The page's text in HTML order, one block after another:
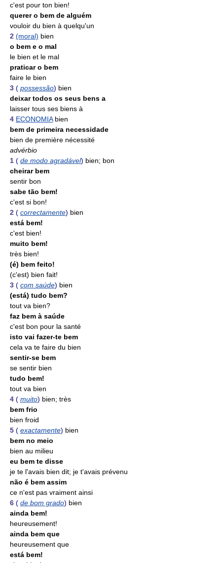
c'est pour ton bien!
querer o bem de alguém
vouloir du bien à quelqu'un
2 (moral) bien
o bem e o mal
le bien et le mal
praticar o bem
faire le bien
3 ( possessão) bien
deixar todos os seus bens a
laisser tous ses biens à
4 ECONOMIAbien
bem de primeira necessidade
bien de première nécessité
advérbio
1 ( de modo agradável) bien; bon
cheirar bem
sentir bon
sabe tão bem!
c'est si bon!
2 ( correctamente) bien
está bem!
c'est bien!
muito bem!
très bien!
(é) bem feito!
(c'est) bien fait!
3 ( com saúde) bien
(está) tudo bem?
tout va bien?
faz bem à saúde
c'est bon pour la santé
isto vai fazer-te bem
cela va te faire du bien
sentir-se bem
se sentir bien
tudo bem!
tout va bien
4 ( muito) bien; très
bem frio
bien froid
5 ( exactamente) bien
bem no meio
bien au milieu
eu bem te disse
je te l'avais bien dit; je t'avais prévenu
não é bem assim
ce n'est pas vraiment ainsi
6 ( de bom grado) bien
ainda bem!
heureusement!
ainda bem que
heureusement que
está bem!